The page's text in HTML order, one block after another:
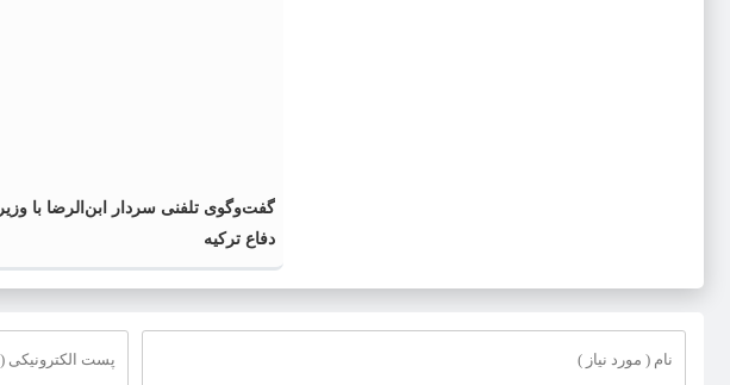
گفت‌وگوی تلفنی سردار ابن‌الرضا با وزیر
دفاع ترکیه